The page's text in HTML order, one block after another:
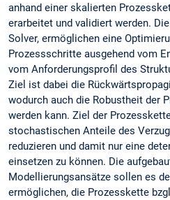
anhand einer skalierten
erarbeitet und validiert werden.
Solver, ermöglichen eine
Prozessschritte ausgehend vom
vom Anforderungsprofil des
Ziel ist dabei die
wodurch auch die Robustheit der
werden kann. Ziel der
stochastischen Anteile des
reduzieren und damit nur eine
einsetzen zu können. Die
Modellierungsansätze sollen es
ermöglichen, die Prozesskette